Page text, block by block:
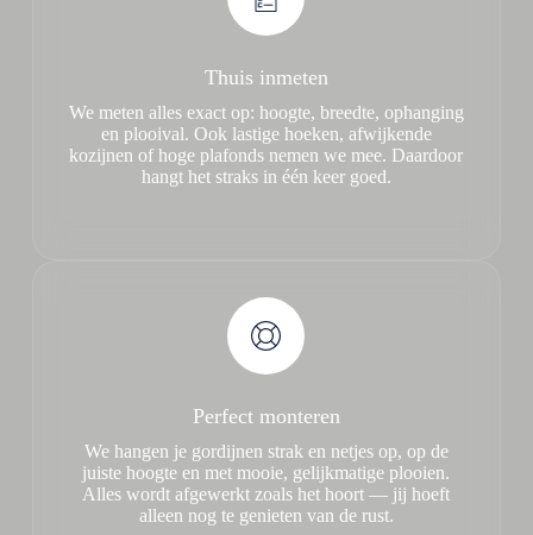
Thuis inmeten
We meten alles exact op: hoogte, breedte, ophanging
en plooival. Ook lastige hoeken, afwijkende
kozijnen of hoge plafonds nemen we mee. Daardoor
hangt het straks in één keer goed.
Perfect monteren
We hangen je gordijnen strak en netjes op, op de
juiste hoogte en met mooie, gelijkmatige plooien.
Alles wordt afgewerkt zoals het hoort — jij hoeft
alleen nog te genieten van de rust.